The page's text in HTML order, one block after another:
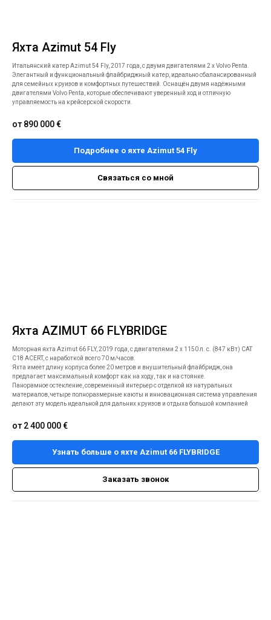
Яхта Azimut 54 Fly
Итальянский катер Azimut 54 Fly, 2017 года, с двумя двигателями 2 x Volvo Penta.
Элегантный и функциональный флайбриджный катер, идеально сбалансированный
для семейных круизов и комфортных путешествий. Оснащён двумя надёжными
двигателями Volvo Penta, которые обеспечивают уверенный ход и отличную
управляемость на крейсерской скорости.
от 890 000€
Подробнее о яхте Azimut 54 Fly
Связаться со мной
Яхта AZIMUT 66 FLYBRIDGE
Моторная яхта Azimut 66 FLY, 2019 года, с двигателями 2 х 1150 л. с. (847 кВт) CAT
C18 ACERT, с наработкой всего 70 м/часов.
Яхта имеет длину корпуса более 20 метров и внушительный флайбридж, она
предлагает максимальный комфорт как на ходу, так и на стоянке.
Панорамное остекление, современный интерьер с отделкой из натуральных
материалов, четыре полноразмерные каюты и инновационная система управления
делают эту модель идеальной для дальних круизов и отдыха большой компанией
от 2 400 000€
Узнать больше о яхте Azimut 66 FLYBRIDGE
Заказать звонок